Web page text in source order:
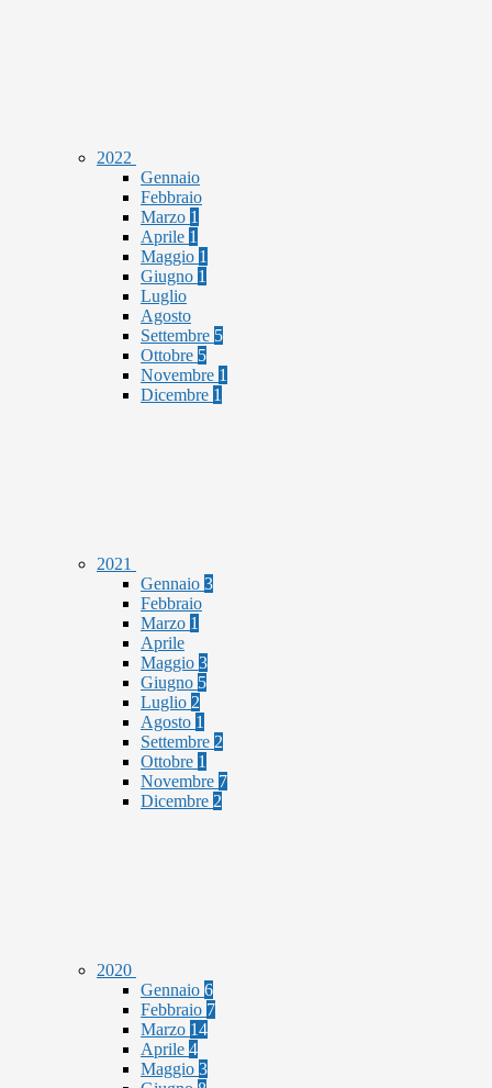
2022
Gennaio
Febbraio
Marzo 1
Aprile 1
Maggio 1
Giugno 1
Luglio
Agosto
Settembre 5
Ottobre 5
Novembre 1
Dicembre 1
2021
Gennaio 3
Febbraio
Marzo 1
Aprile
Maggio 3
Giugno 5
Luglio 2
Agosto 1
Settembre 2
Ottobre 1
Novembre 7
Dicembre 2
2020
Gennaio 6
Febbraio 7
Marzo 14
Aprile 4
Maggio 3